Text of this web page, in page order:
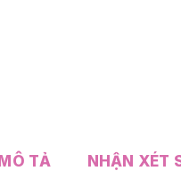
MÔ TẢ NHẬN XÉT